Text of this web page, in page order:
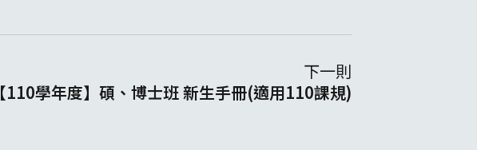
下一則
【110學年度】碩、博士班 新生手冊(適用110課規)